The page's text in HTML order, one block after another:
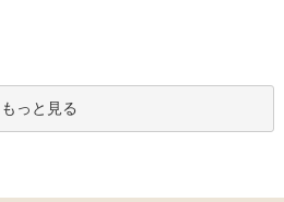
もっと見る